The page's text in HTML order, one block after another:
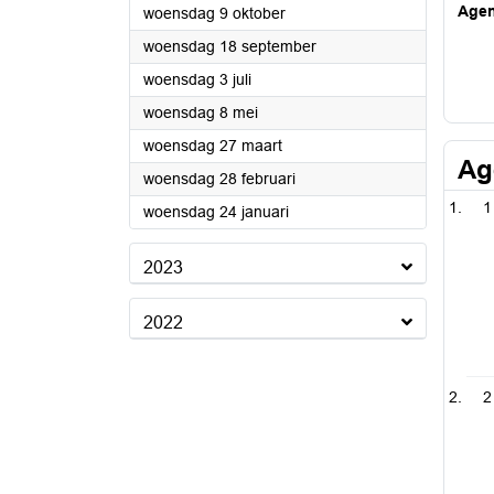
woensdag 9 oktober2024
woensdag 18 september2024
woensdag 3 juli2024
woensdag 8 mei2024
woensdag 27 maart2024
woensdag 28 februari2024
woensdag 24 januari2024
2023
2022
1
2